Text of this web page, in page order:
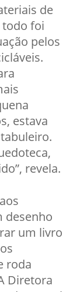
de
todo foi
pelos
estava
revela.
desenho
um livro
roda
Diretora